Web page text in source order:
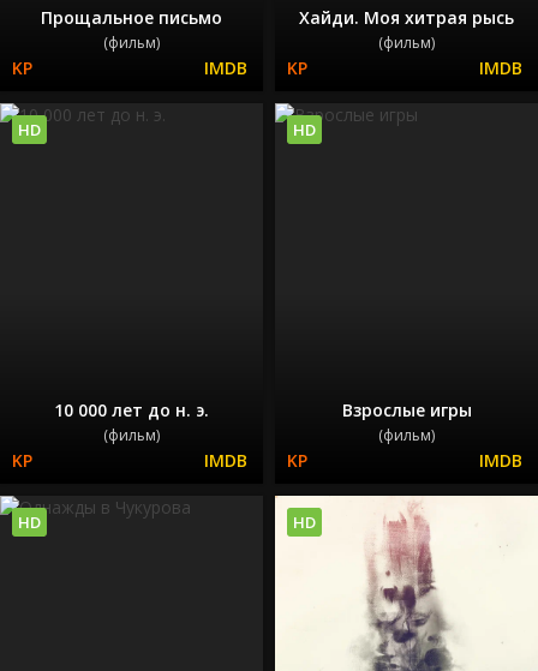
Прощальное письмо
(фильм)
Хайди. Моя хитрая рысь
(фильм)
10 000 лет до н. э.
(фильм)
HD
Взрослые игры
(фильм)
HD
HD HD